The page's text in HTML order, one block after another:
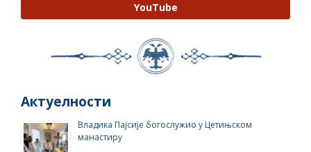
YouTube
Актуелности
Владика Пајсије богослужио у Цетињском
манастиру